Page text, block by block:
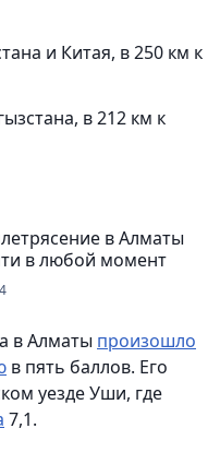
и Китая, в 250 км к
в 212 км к
в Алматы
в любой момент
в Алматы произошло
в пять баллов. Его
уезде Уши, где
7,1.